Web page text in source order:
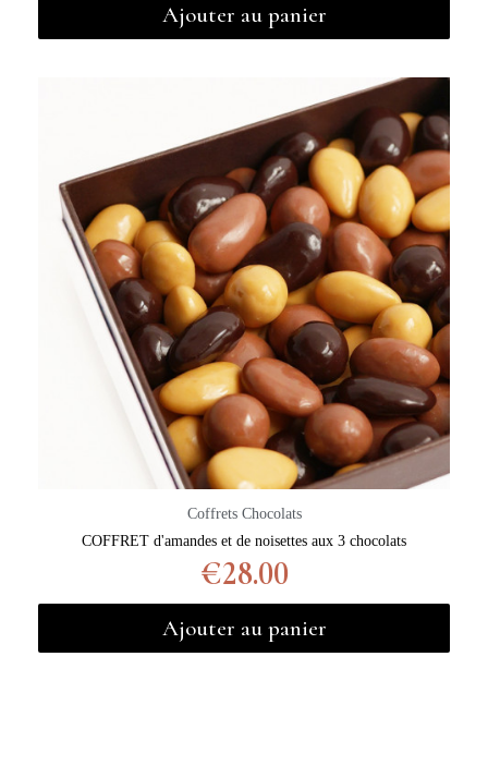
Ajouter au panier
Coffrets Chocolats
COFFRET d'amandes et de noisettes aux 3 chocolats
€28.00
Ajouter au panier